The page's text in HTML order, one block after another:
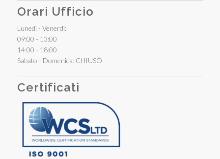
Orari Ufficio
Lunedì - Venerdì:
09:00 - 13:00
14:00 - 18:00
Sabato - Domenica: CHIUSO
Certificati